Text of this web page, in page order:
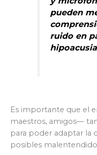
pueden
ruido en
Es importante que el
maestros, amigos—
para poder adaptar la
posibles